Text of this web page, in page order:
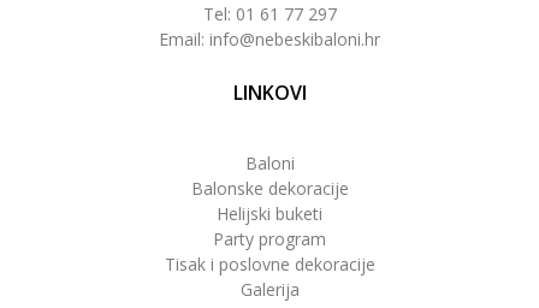
Tel: 01 61 77 297
Email: info@nebeskibaloni.hr
LINKOVI
Baloni
Balonske dekoracije
Helijski buketi
Party program
Tisak i poslovne dekoracije
Galerija